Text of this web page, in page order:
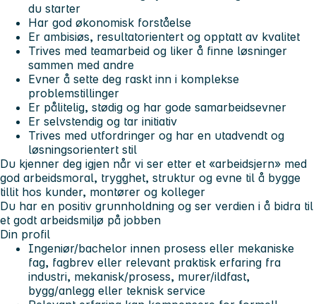
du starter
Har god økonomisk forståelse
Er ambisiøs, resultatorientert og opptatt av kvalitet
Trives med teamarbeid og liker å finne løsninger
sammen med andre
Evner å sette deg raskt inn i komplekse
problemstillinger
Er pålitelig, stødig og har gode samarbeidsevner
Er selvstendig og tar initiativ
Trives med utfordringer og har en utadvendt og
løsningsorientert stil
Du kjenner deg igjen når vi ser etter et «arbeidsjern» med
god arbeidsmoral, trygghet, struktur og evne til å bygge
tillit hos kunder, montører og kolleger
Du har en positiv grunnholdning og ser verdien i å bidra til
et godt arbeidsmiljø på jobben
Din profil
Ingeniør/bachelor innen prosess eller mekaniske
fag, fagbrev eller relevant praktisk erfaring fra
industri, mekanisk/prosess, murer/ildfast,
bygg/anlegg eller teknisk service